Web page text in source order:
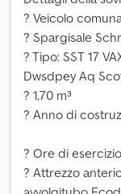
? Veicolo
? Spargisale
? Tipo: SST 17
Dwsdpey Aq
? 1,70 m³
? Anno di
? Ore di
? Attrezzo